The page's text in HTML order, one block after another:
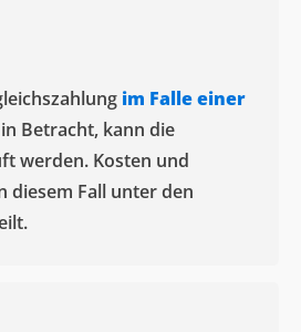
im Falle einer
Betracht, kann die
werden. Kosten und
diesem Fall unter den